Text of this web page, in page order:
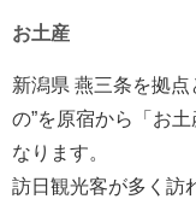
お土産
新潟県 燕三条を拠
の”を原宿から「お
なります。
訪日観光客が多く訪